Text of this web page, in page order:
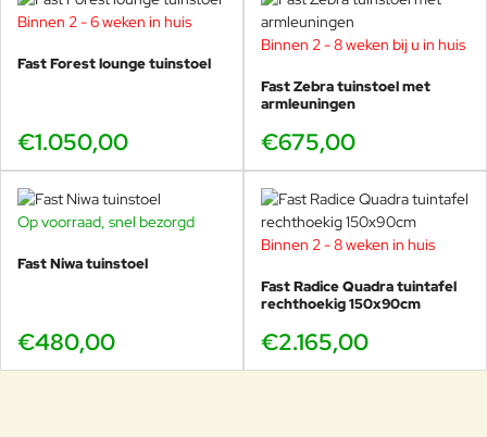
Binnen 2 - 6 weken in huis
Fast Forest lounge tuinstoel
€1.050,00
Binnen 2 - 8 weken bij u in huis
Fast Zebra tuinstoel met
armleuningen
€675,00
Op voorraad, snel bezorgd
Fast Niwa tuinstoel
€480,00
Binnen 2 - 8 weken in huis
Fast Radice Quadra tuintafel
rechthoekig 150x90cm
€2.165,00